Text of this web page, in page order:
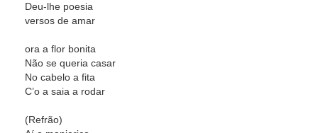
Deu-lhe poesia
versos de amar
ora a flor bonita
Não se queria casar
No cabelo a fita
C’o a saia a rodar
(Refrão)